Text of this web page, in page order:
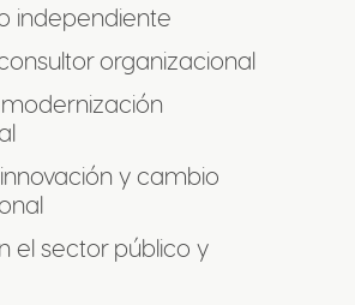
independiente
organizacional
y cambio
el sector público y